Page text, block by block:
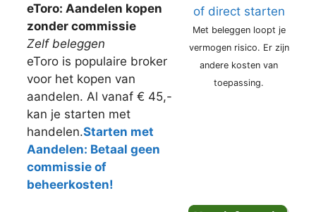
eToro: Aandelen kopen
zonder commissie
Zelf beleggen
eToro is populaire broker
voor het kopen van
aandelen. Al vanaf € 45,-
kan je starten met
handelen.Starten met
Aandelen: Betaal geen
commissie of
beheerkosten!
of direct starten
Met beleggen loopt je
vermogen risico. Er zijn
andere kosten van
toepassing.